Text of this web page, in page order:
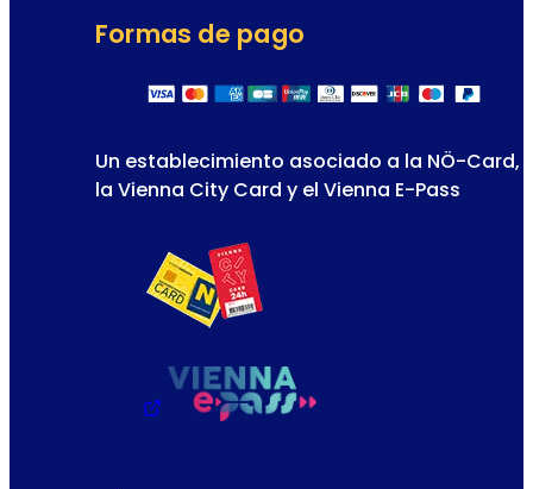
Formas de pago
Un establecimiento asociado a la NÖ-Card,
la Vienna City Card y el Vienna E-Pass